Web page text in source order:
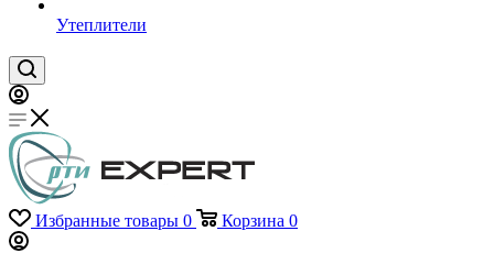
Утеплители
Избранные товары 0 Корзина 0